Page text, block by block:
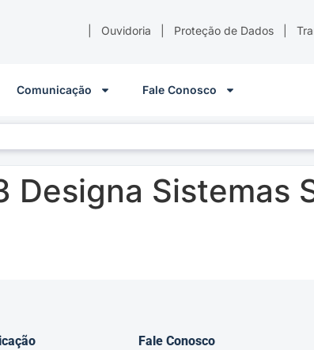
Ouvidoria Proteção de Dados
Comunicação Fale Conosco
Designa Sistemas
Fale Conosco